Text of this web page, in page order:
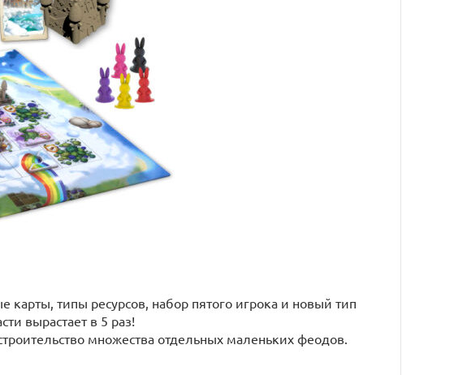
типы ресурсов, набор пятого игрока и новый тип
вырастает в 5 раз!
множества отдельных маленьких феодов.